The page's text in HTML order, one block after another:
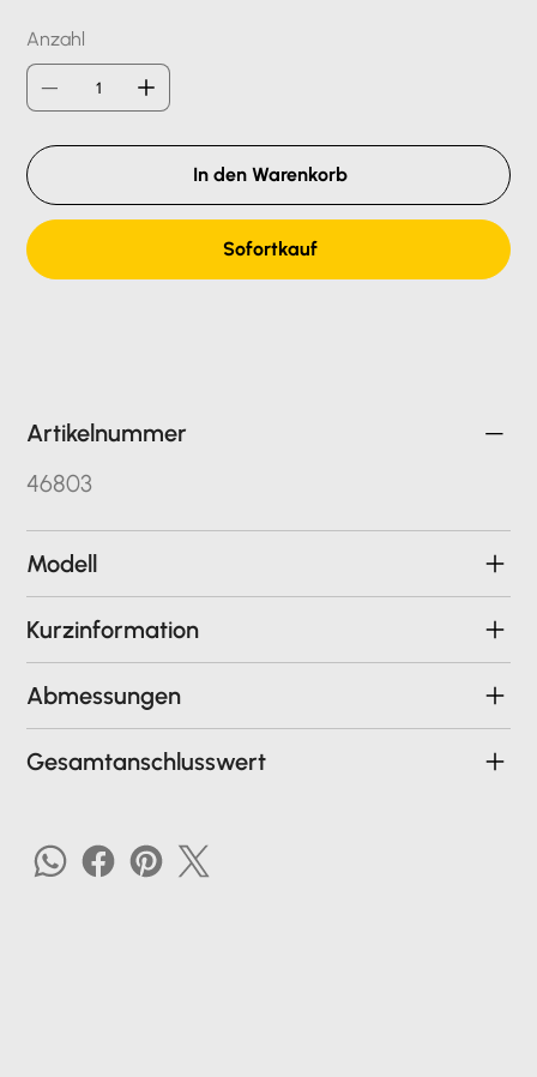
Anzahl
In den Warenkorb
Sofortkauf
Artikelnummer
46803
Modell
Kurzinformation
Abmessungen
Gesamtanschlusswert